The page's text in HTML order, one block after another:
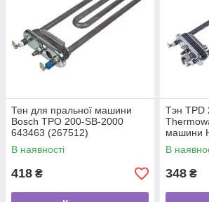
Тен для пральної машини
Bosch TPO 200-SB-2000
643463 (267512)
В наявності
418 ₴
Тэн TPD
машини
В
348 ₴